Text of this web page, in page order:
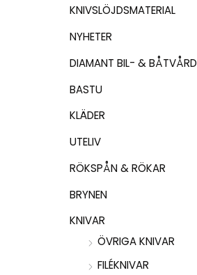
KNIVSLÖJDSMATERIAL
NYHETER
DIAMANT BIL- & BÅTVÅRD
BASTU
KLÄDER
UTELIV
RÖKSPÅN & RÖKAR
BRYNEN
KNIVAR
ÖVRIGA KNIVAR
FILÉKNIVAR